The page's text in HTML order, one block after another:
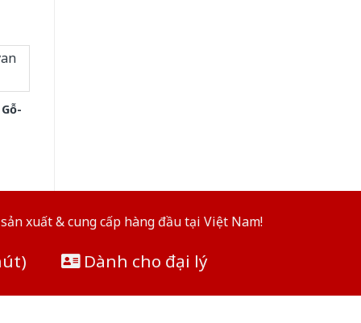
xuất & cung cấp hàng đầu tại Việt Nam!
Dành cho đại lý